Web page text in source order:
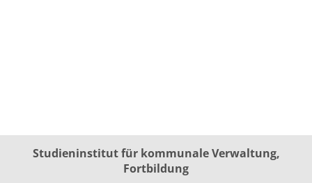
Studieninstitut für kommunale Verwaltung,
Fortbildung